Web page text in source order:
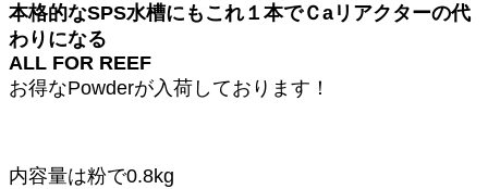
本格的なSPS水槽にもこれ１本でＣaリアクターの代
わりになる
ALL FOR REEF
お得なPowderが入荷しております！
内容量は粉で0.8kg